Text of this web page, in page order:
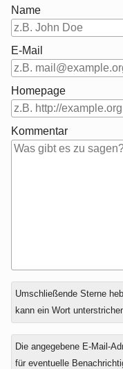
Name
E-Mail
Homepage
Kommentar
Antwort
zu
Umschließende Sterne
kann ein Wort
Die angegebene E-Mail-
für eventuelle